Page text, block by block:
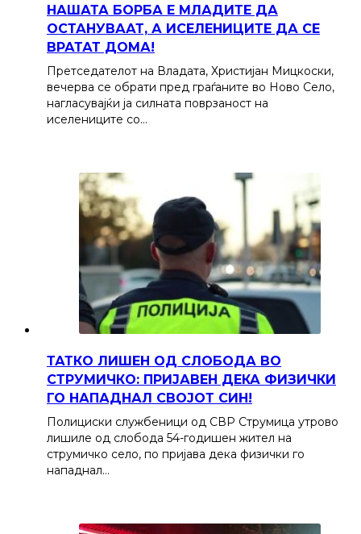
НАШАТА БОРБА Е МЛАДИТЕ ДА
ОСТАНУВААТ, А ИСЕЛЕНИЦИТЕ ДА СЕ
ВРАТАТ ДОМА!
Претседателот на Владата, Христијан Мицкоски,
вечерва се обрати пред граѓаните во Ново Село,
нагласувајќи ја силната поврзаност на
иселениците со…
ТАТКО ЛИШЕН ОД СЛОБОДА ВО
СТРУМИЧКО: ПРИЈАВЕН ДЕКА ФИЗИЧКИ
ГО НАПАДНАЛ СВОЈОТ СИН!
Полициски службеници од СВР Струмица утрово
лишиле од слобода 54-годишен жител на
струмичко село, по пријава дека физички го
нападнал…